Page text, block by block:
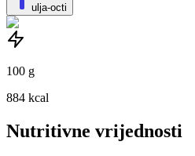
ulja-octi
100 g
884 kcal
Nutritivne vrijednosti